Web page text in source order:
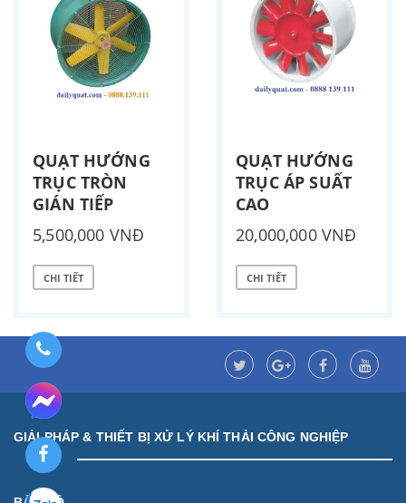
QUẠT HƯỚNG
TRỤC TRÒN
GIÁN TIẾP
5,500,000 VNĐ
CHI TIẾT
QUẠT HƯỚNG
TRỤC ÁP SUẤT
CAO
20,000,000 VNĐ
CHI TIẾT
GIẢI PHÁP & THIẾT BỊ XỬ LÝ KHÍ THẢI CÔNG NGHIỆP